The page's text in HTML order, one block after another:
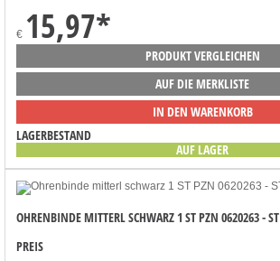
€ 15,97*
PRODUKT VERGLEICHEN
AUF DIE MERKLISTE
IN DEN WARENKORB
LAGERBESTAND
AUF LAGER
OHRENBINDE MITTERL SCHWARZ 1 ST PZN 0620263 - ST
PREIS